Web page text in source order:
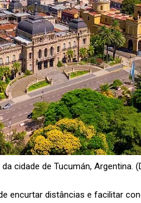
cidade de Tucumán, Argentina.
encurtar distâncias e facilitar